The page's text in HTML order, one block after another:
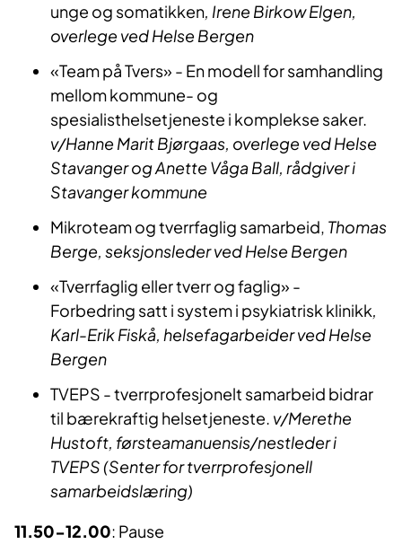
unge og somatikken, Irene Birkow Elgen,
overlege ved Helse Bergen
«Team på Tvers» - En modell for samhandling
mellom kommune- og
spesialisthelsetjeneste i komplekse saker.
v/Hanne Marit Bjørgaas, overlege ved Helse
Stavanger og Anette Våga Ball, rådgiver i
Stavanger kommune
Mikroteam og tverrfaglig samarbeid, Thomas
Berge, seksjonsleder ved Helse Bergen
«Tverrfaglig eller tverr og faglig» -
Forbedring satt i system i psykiatrisk klinikk,
Karl-Erik Fiskå, helsefagarbeider ved Helse
Bergen
TVEPS - tverrprofesjonelt samarbeid bidrar
til bærekraftig helsetjeneste. v/Merethe
Hustoft, førsteamanuensis/nestleder i
TVEPS (Senter for tverrprofesjonell
samarbeidslæring)
11.50-12.00: Pause